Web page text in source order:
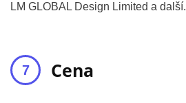
LM GLOBAL Design Limited a další.
Cena